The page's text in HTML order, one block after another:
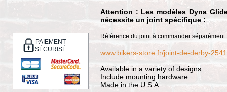
PAIEMENT
SÉCURISÉ
Attention : Les modèles Dyna
nécessite un joint spécifique :
Référence du joint à commander séparément
www.bikers-store.fr/joint-de-derby-
Available in a variety of designs
Include mounting hardware
Made in the U.S.A.